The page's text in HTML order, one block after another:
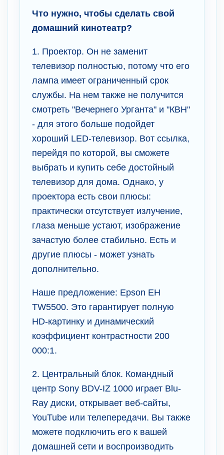
Что нужно, чтобы сделать свой
домашний кинотеатр?
1. Проектор. Он не заменит
телевизор полностью, потому что его
лампа имеет ограниченный срок
службы. На нем также не получится
смотреть "Вечернего Урганта" и "КВН"
- для этого больше подойдет
хороший LED-телевизор. Вот ссылка,
перейдя по которой, вы сможете
выбрать и купить себе достойный
телевизор для дома. Однако, у
проектора есть свои плюсы:
практически отсутствует излучение,
глаза меньше устают, изображение
зачастую более стабильно. Есть и
другие плюсы - может узнать
дополнительно.
Наше предложение: Epson EH
TW5500. Это гарантирует полную
HD-картинку и динамический
коэффициент контрастности 200
000:1.
2. Центральный блок. Командный
центр Sony BDV-IZ 1000 играет Blu-
Ray диски, открывает веб-сайты,
YouTube или телепередачи. Вы также
можете подключить его к вашей
домашней сети и воспроизводить